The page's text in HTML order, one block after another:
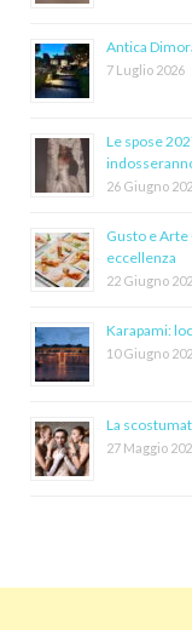
Antica
7 Luglio 2026
Le spose
26 Giugno
Gusto e Arte
eccellenza
22 Giugno
Karapami:
10 Giugno
La
27 Maggio